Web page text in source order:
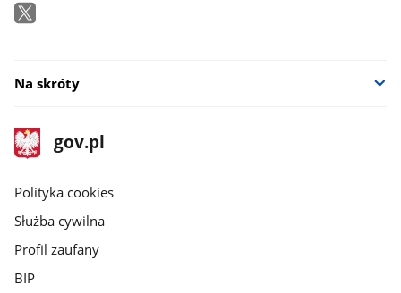
Na skróty
stopka
gov.pl
Strona
gov.pl
gov.pl
Polityka cookies
Służba cywilna
Profil zaufany
BIP